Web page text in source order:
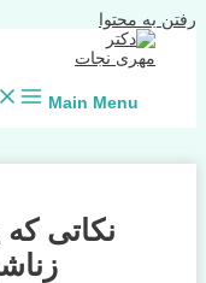
رفتن به محتوا
Main Menu
نکاتی